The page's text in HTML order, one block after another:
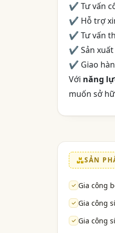
✔ Tư vấn
✔ Hỗ trợ
✔ Tư vấn
✔ Sản xuất
✔ Giao
Với năng
muốn sở
SẢN
Gia công
Gia công
Gia công